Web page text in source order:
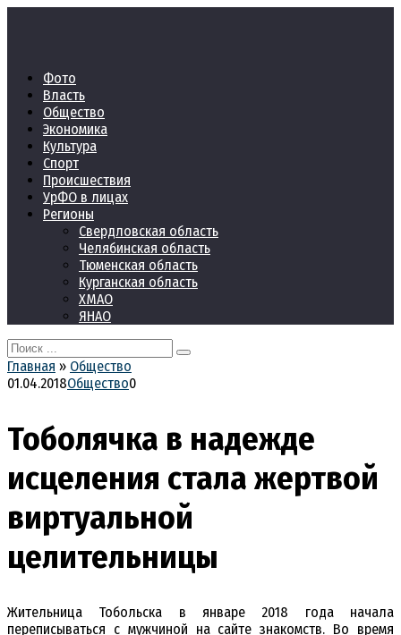
Фото
Власть
Общество
Экономика
Культура
Спорт
Происшествия
УрФО в лицах
Регионы
Свердловская область
Челябинская область
Тюменская область
Курганская область
ХМАО
ЯНАО
Search
for:
Главная » Общество
01.04.2018Общество0
Тоболячка в надежде
исцеления стала жертвой
виртуальной
целительницы
Жительница Тобольска в январе 2018 года начала
переписываться с мужчиной на сайте знакомств. Во время